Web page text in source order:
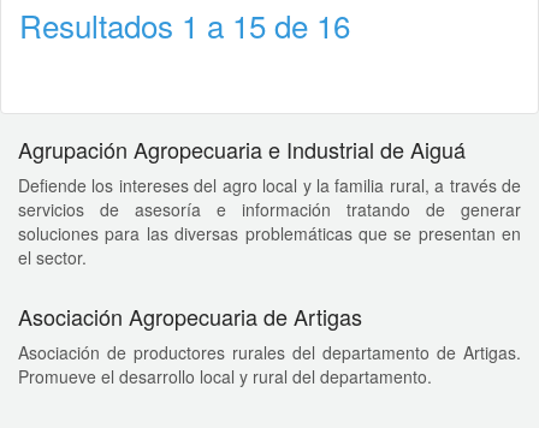
Resultados 1 a 15 de 16
Agrupación Agropecuaria e Industrial de Aiguá
Defiende los intereses del agro local y la familia rural, a través de
servicios de asesoría e información tratando de generar
soluciones para las diversas problemáticas que se presentan en
el sector.
Asociación Agropecuaria de Artigas
Asociación de productores rurales del departamento de Artigas.
Promueve el desarrollo local y rural del departamento.